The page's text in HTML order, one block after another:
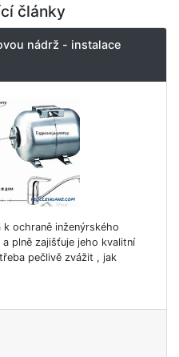
články
nádrž - instalace
ochraně inženýrského
plně zajišťuje jeho kvalitní
pečlivě zvážit , jak